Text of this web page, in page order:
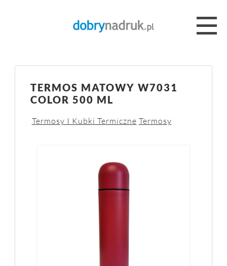
TERMOS MATOWY W7031
COLOR 500 ML
Termosy I Kubki Termiczne Termosy